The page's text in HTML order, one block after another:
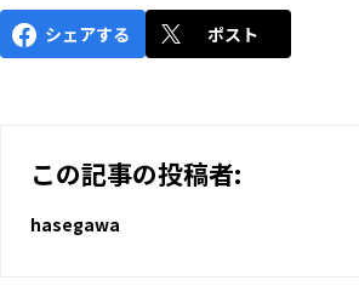
シェアする ポスト
この記事の投稿者:
hasegawa